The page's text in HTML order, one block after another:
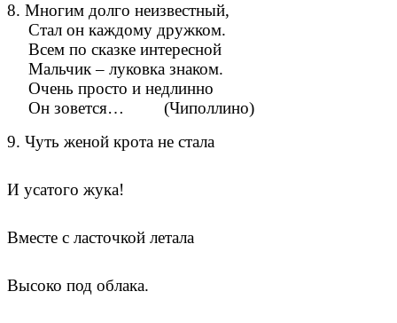
8. Многим долго неизвестный,
Стал он каждому дружком.
Всем по сказке интересной
Мальчик – луковка знаком.
Очень просто и недлинно
Он зовется… (Чиполлино)
9. Чуть женой крота не стала
И усатого жука!
Вместе с ласточкой летала
Высоко под облака.